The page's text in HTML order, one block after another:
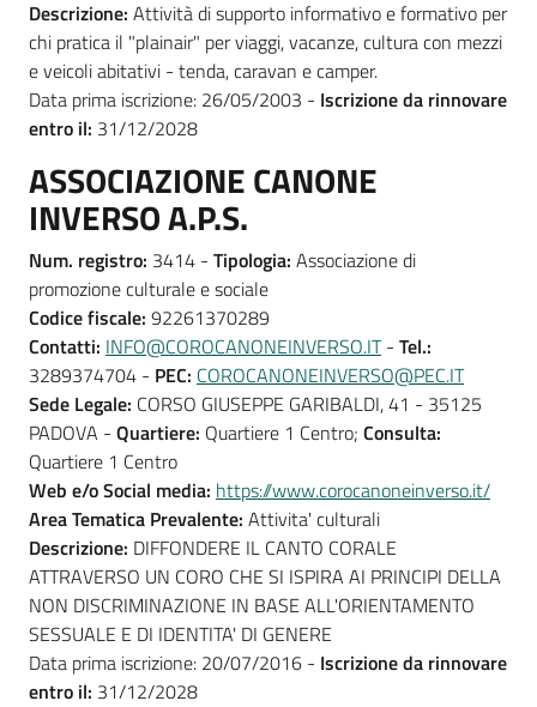
Descrizione: Attività di supporto informativo e formativo per
chi pratica il "plainair" per viaggi, vacanze, cultura con mezzi
e veicoli abitativi - tenda, caravan e camper.
Data prima iscrizione: 26/05/2003 - Iscrizione da rinnovare
entro il: 31/12/2028
ASSOCIAZIONE CANONE
INVERSO A.P.S.
Num. registro: 3414 - Tipologia: Associazione di
promozione culturale e sociale
Codice fiscale: 92261370289
Contatti: INFO@COROCANONEINVERSO.IT- Tel.:
3289374704 - PEC: COROCANONEINVERSO@PEC.IT
Sede Legale: CORSO GIUSEPPE GARIBALDI, 41 - 35125
PADOVA - Quartiere: Quartiere 1 Centro; Consulta:
Quartiere 1 Centro
Web e/o Social media: https://www.corocanoneinverso.it/
Area Tematica Prevalente: Attivita' culturali
Descrizione: DIFFONDERE IL CANTO CORALE
ATTRAVERSO UN CORO CHE SI ISPIRA AI PRINCIPI DELLA
NON DISCRIMINAZIONE IN BASE ALL'ORIENTAMENTO
SESSUALE E DI IDENTITA' DI GENERE
Data prima iscrizione: 20/07/2016 - Iscrizione da rinnovare
entro il: 31/12/2028